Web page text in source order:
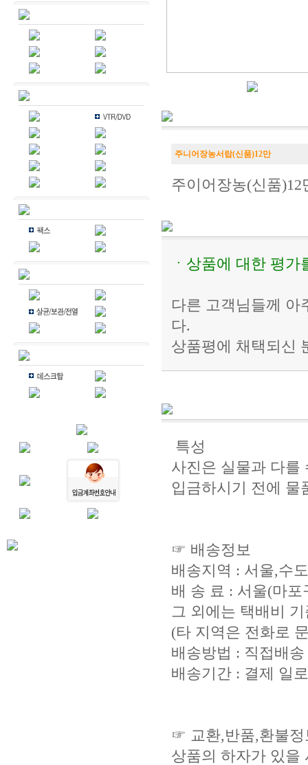
주니어장농서랍(신품)12만
주이어장농(신품)12
ㆍ상품에 대한 평
다른 고객님들께 아
다.
상품평에 채택되신
특성
사진은 실물과 다를
입금하시기 전에 물
☞ 배송정보
배송지역 : 서울,수
배 송 료 : 서울(마포
그 외에는 택배비
(타 지역은 전화로
배송방법 : 직접배
배송기간 : 결제 일
☞ 교환,반품,환불정
상품의 하자가 있을